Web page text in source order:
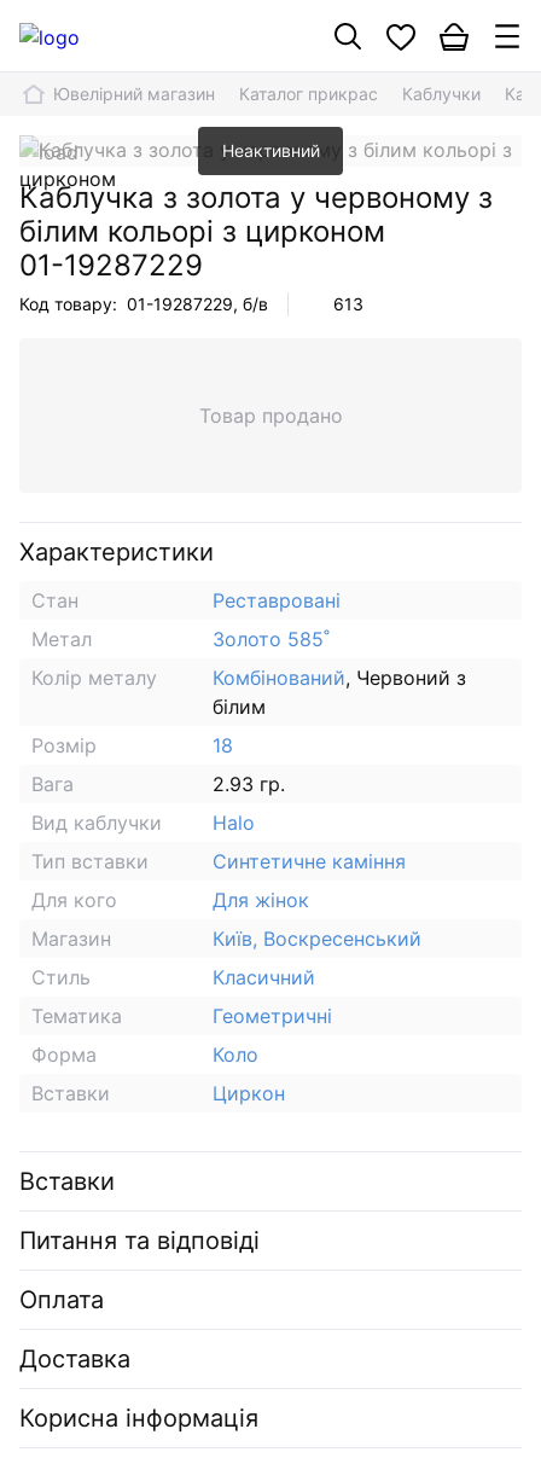
Ювелірний магазин Каталог прикрас Каблучки
Неактивний
Каблучка з золота у червоному з
білим кольорі з цирконом
01-19287229
Код товару: 01-19287229, б/в 613
Товар продано
Характеристики
Стан
Реставровані
Метал
Золото 585˚
Колір металу
Комбінований, Червоний з
білим
Розмір
18
Вага
2.93 гр.
Вид каблучки
Halo
Тип вставки
Синтетичне каміння
Для кого
Для жінок
Магазин
Київ, Воскресенський
Стиль
Класичний
Тематика
Геометричні
Форма
Коло
Вставки
Циркон
Вставки
Питання та відповіді
Оплата
Доставка
Корисна інформація